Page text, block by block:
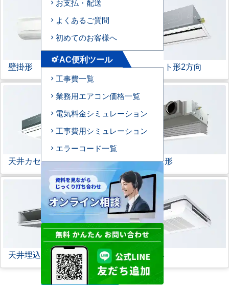
壁掛形 天井カセット形2方向
天井カセット形1方向 ビルトイン形
天井埋込ダクト形 天吊自在形
お支払・配送
よくあるご質問
初めてのお客様へ
settings_suggestAC便利ツール
工事費一覧
業務用エアコン価格一覧
電気料金シミュレーション
工事費用シミュレーション
エラーコード一覧